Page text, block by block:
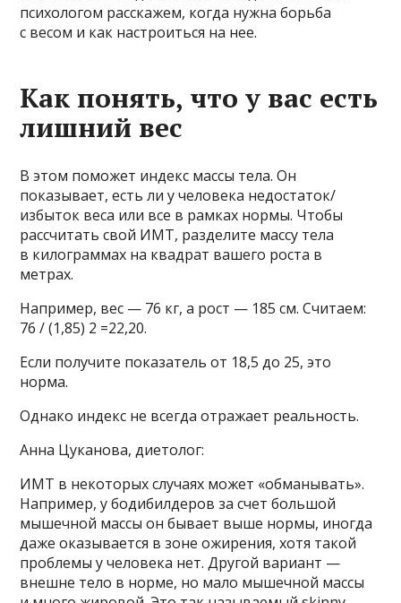
психологом расскажем, когда нужна борьба
с весом и как настроиться на нее.
Как понять, что у вас есть
лишний вес
В этом поможет индекс массы тела. Он
показывает, есть ли у человека недостаток/
избыток веса или все в рамках нормы. Чтобы
рассчитать свой ИМТ, разделите массу тела
в килограммах на квадрат вашего роста в
метрах.
Например, вес — 76 кг, а рост — 185 см. Считаем:
76 / (1,85) 2 =22,20.
Если получите показатель от 18,5 до 25, это
норма.
Однако индекс не всегда отражает реальность.
Анна Цуканова, диетолог:
ИМТ в некоторых случаях может «обманывать».
Например, у бодибилдеров за счет большой
мышечной массы он бывает выше нормы, иногда
даже оказывается в зоне ожирения, хотя такой
проблемы у человека нет. Другой вариант —
внешне тело в норме, но мало мышечной массы